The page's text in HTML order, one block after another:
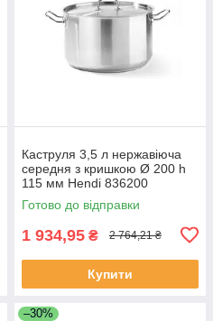
Каструля 3,5 л нержавіюча
середня з кришкою Ø 200 h
115 мм Hendi 836200
Готово до відправки
1 934,95 ₴ 2 764,21 ₴
Купити
–30%